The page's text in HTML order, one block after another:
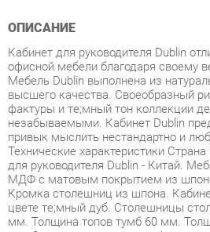
офисной мебели благодаря своему
Мебель Dublin выполнена из
высшего качества. Своеобразный
фактуры и тe;мный тон коллекции
незабываемыми. Кабинет Dublin
привык мыслить нестандартно и
Технические характеристики Страна
для руководителя Dublin - Китай.
МДФ с матовым покрытием из шпона
Кромка столешниц из шпона. Кабинет
цвете тe;мный дуб. Столешницы
мм. Толщина топов тумб 60 мм.
мм. Стеклянные двери шкафов
стекла. Опоры столов регулируются
чему мебель остаe;тся устойчивой на
Верхний ящик тумбочки запирается